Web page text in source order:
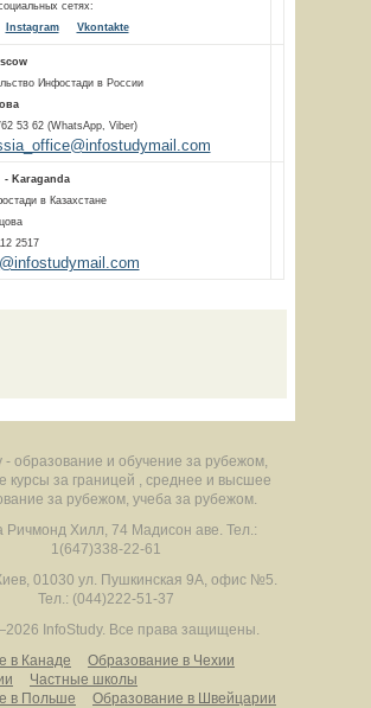
сетях:
Instagram Vkontakte
Инфостади в России
53 62 (WhatsApp, Viber)
- Karaganda
в Казахстане
2517
- образование и обучение за рубежом,
курсы за границей , среднее и высшее
за рубежом, учеба за рубежом.
Ричмонд Хилл, 74 Мадисон аве. Тел.:
1(647)338-22-61
, 01030 ул. Пушкинская 9А, офис №5.
Тел.: (044)222-51-37
InfoStudy. Все права защищены.
в Канаде
Образование в Чехии
Частные школы
в Польше
Образование в Швейцарии